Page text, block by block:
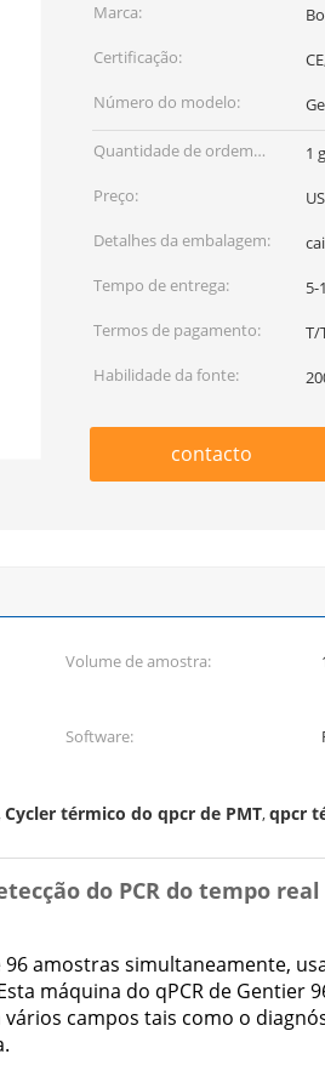
Marca:
Certificação:
Número do modelo:
Quantidade de ordem
mínima:
1
Preço:
Detalhes da embalagem:
Tempo de entrega:
5-
Termos de pagamento:
T/
Habilidade da fonte:
contacto
Volume de amostra:
Software:
Cycler térmico do qpcr de PMT,qpcr
do PCR do tempo real
amostras simultaneamente,
máquina do qPCR de
campos tais como o